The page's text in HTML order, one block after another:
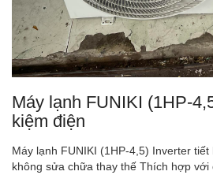
Máy lạnh FUNIKI (1HP-
kiệm điện
Máy lạnh FUNIKI (1HP-4,5) Inverter
không sửa chữa thay thế Thích hợp với